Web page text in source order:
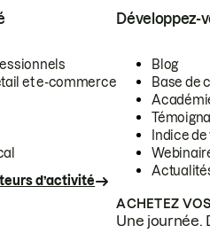
et e-commerce
d’activité
Développez-
Blog
Base de
Indice
ACHETEZ
Une journée.